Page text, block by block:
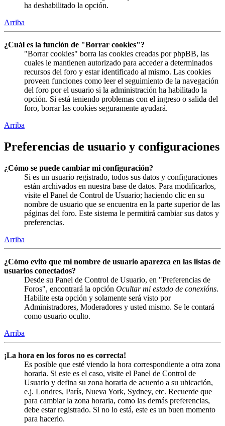
ha deshabilitado la opción.
Arriba
¿Cuál es la función de "Borrar cookies"?
"Borrar cookies" borra las cookies creadas por phpBB, las
cuales le mantienen autorizado para acceder a determinados
recursos del foro y estar identificado al mismo. Las cookies
proveen funciones como leer el seguimiento de la navegación
del foro por el usuario si la administración ha habilitado la
opción. Si está teniendo problemas con el ingreso o salida del
foro, borrar las cookies seguramente ayudará.
Arriba
Preferencias de usuario y configuraciones
¿Cómo se puede cambiar mi configuración?
Si es un usuario registrado, todos sus datos y configuraciones
están archivados en nuestra base de datos. Para modificarlos,
visite el Panel de Control de Usuario; haciendo clic en su
nombre de usuario que se encuentra en la parte superior de las
páginas del foro. Este sistema le permitirá cambiar sus datos y
preferencias.
Arriba
¿Cómo evito que mi nombre de usuario aparezca en las listas de
usuarios conectados?
Desde su Panel de Control de Usuario, en "Preferencias de
Foros", encontrará la opción Ocultar mi estado de conexións.
Habilite esta opción y solamente será visto por
Administradores, Moderadores y usted mismo. Se le contará
como usuario oculto.
Arriba
¡La hora en los foros no es correcta!
Es posible que esté viendo la hora correspondiente a otra zona
horaria. Si este es el caso, visite el Panel de Control de
Usuario y defina su zona horaria de acuerdo a su ubicación,
e.j. Londres, París, Nueva York, Sydney, etc. Recuerde que
para cambiar la zona horaria, como las demás preferencias,
debe estar registrado. Si no lo está, este es un buen momento
para hacerlo.